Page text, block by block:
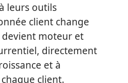
leurs outils
client change
moteur et
directement
et à
chaque client.